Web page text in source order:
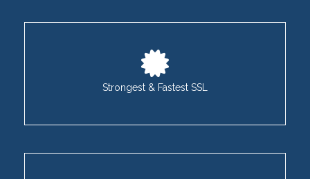
Strongest & Fastest SSL